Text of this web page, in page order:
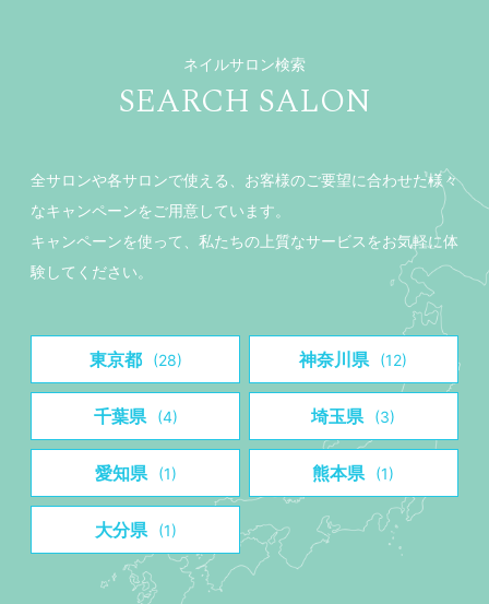
ネイルサロン検索
SEARCH SALON
全サロンや各サロンで使える、お客様のご要望に合わせた様々
なキャンペーンをご用意しています。
キャンペーンを使って、私たちの上質なサービスをお気軽に体
験してください。
東京都 (28) 神奈川県 (12)
千葉県 (4) 埼玉県 (3)
愛知県 (1) 熊本県 (1)
大分県 (1)